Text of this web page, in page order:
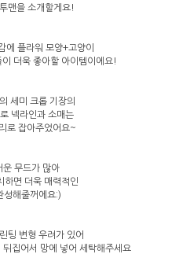
맨을 소개할게요!
에 플라워 모양+고양이
더욱 좋아할 아이템이에요!
세미 크롭 기장의
넥라인과 소매는
로 잡아주었어요~
운 무드가 많아
하면 더욱 매력적인
성해줄꺼에요:)
팅 변형 우려가 있어
집어서 망에 넣어 세탁해주세요